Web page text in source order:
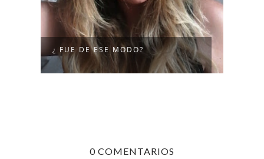
¿ FUE DE ESE MODO?
0 COMENTARIOS